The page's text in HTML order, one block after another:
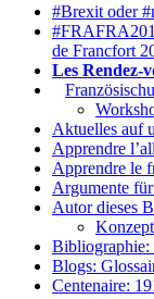
#Brexit oder
de Francfort
Les Rendez-
Aktuelles auf
Apprendre
Apprendre le
Argumente
Autor dieses
Bibliographie:
Blogs:
Centenaire: